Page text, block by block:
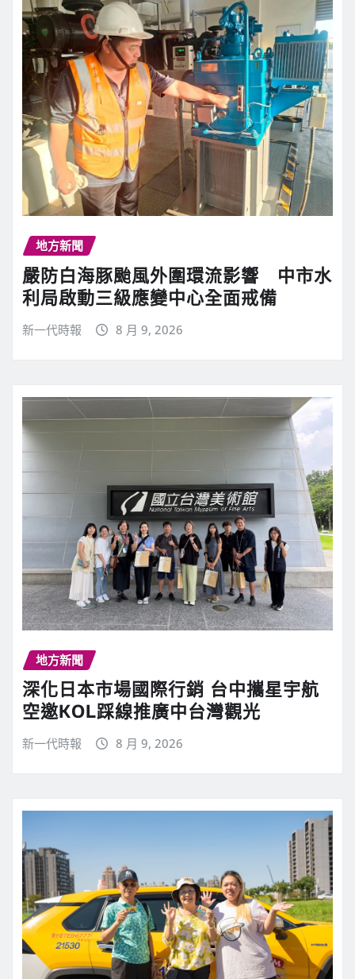
地方新聞
嚴防白海豚颱風外圍環流影響 中市水
利局啟動三級應變中心全面戒備
新一代時報 8 月 9, 2026
地方新聞
深化日本市場國際行銷 台中攜星宇航
空邀KOL踩線推廣中台灣觀光
新一代時報 8 月 9, 2026